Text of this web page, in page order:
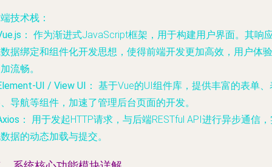
技术栈：
： 作为渐进式JavaScript框架，用于构建用户界面。其响
据绑定和组件化开发思想，使得前端开发更加高效，用户体验
流畅。
UI / View UI： 基于Vue的UI组件库，提供丰富的表单、
导航等组件，加速了管理后台页面的开发。
：
用于发起HTTP请求，与后端RESTful API进行异步通信
据的动态加载与提交。